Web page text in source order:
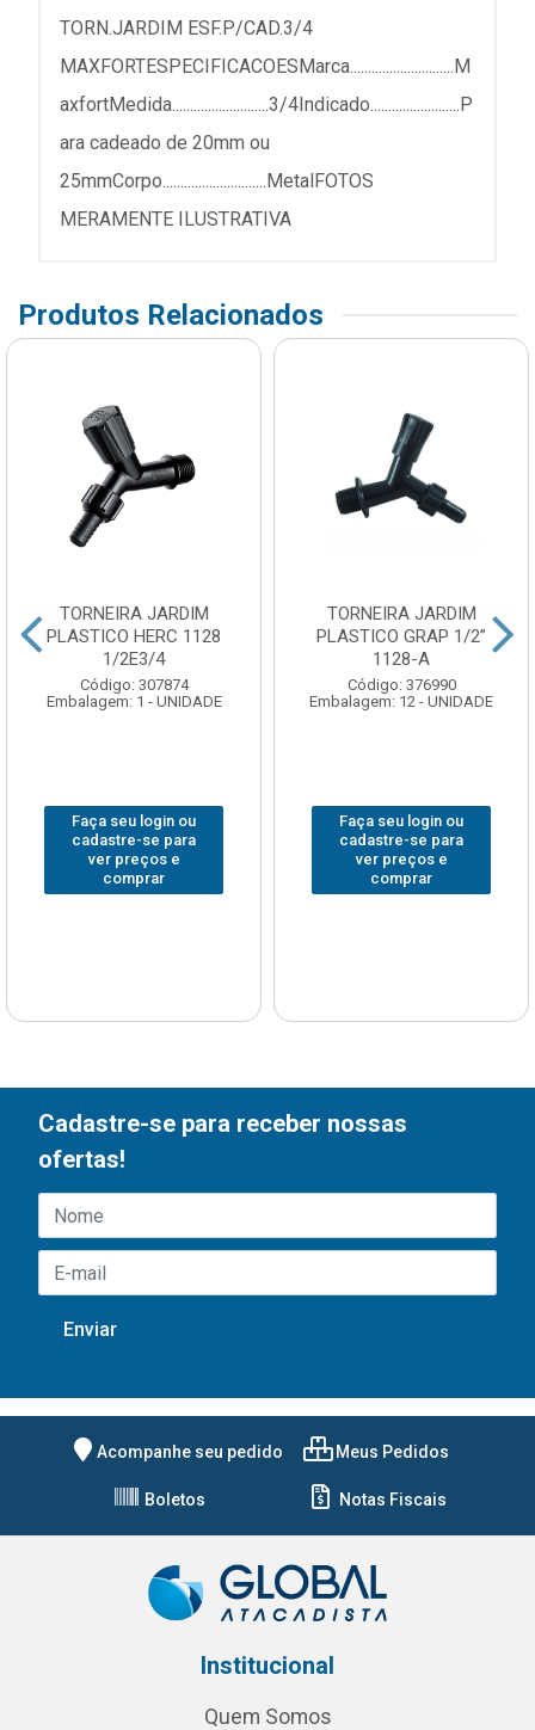
TORN.JARDIM ESF.P/CAD.3/4
MAXFORTESPECIFICACOESMarca.............................M
axfortMedida...........................3/4Indicado.........................P
ara cadeado de 20mm ou
25mmCorpo.............................MetalFOTOS
MERAMENTE ILUSTRATIVA
Produtos Relacionados
TORNEIRA JARDIM
PLASTICO HERC 1128
1/2E3/4
Código: 307874
Embalagem: 1 - UNIDADE
Faça seu login ou
cadastre-se para
ver preços e
comprar
TORNEIRA JARDIM
PLASTICO GRAP 1/2”
1128-A
Código: 376990
Embalagem: 12 - UNIDADE
Faça seu login ou
cadastre-se para
ver preços e
comprar
Cadastre-se para receber nossas
ofertas!
Acompanhe seu pedido Meus Pedidos
Boletos Notas Fiscais
Institucional
Quem Somos